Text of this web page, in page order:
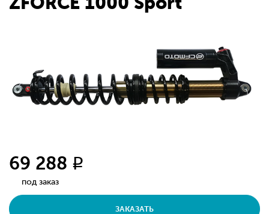
69 288 q
под заказ
ЗАКАЗАТЬ